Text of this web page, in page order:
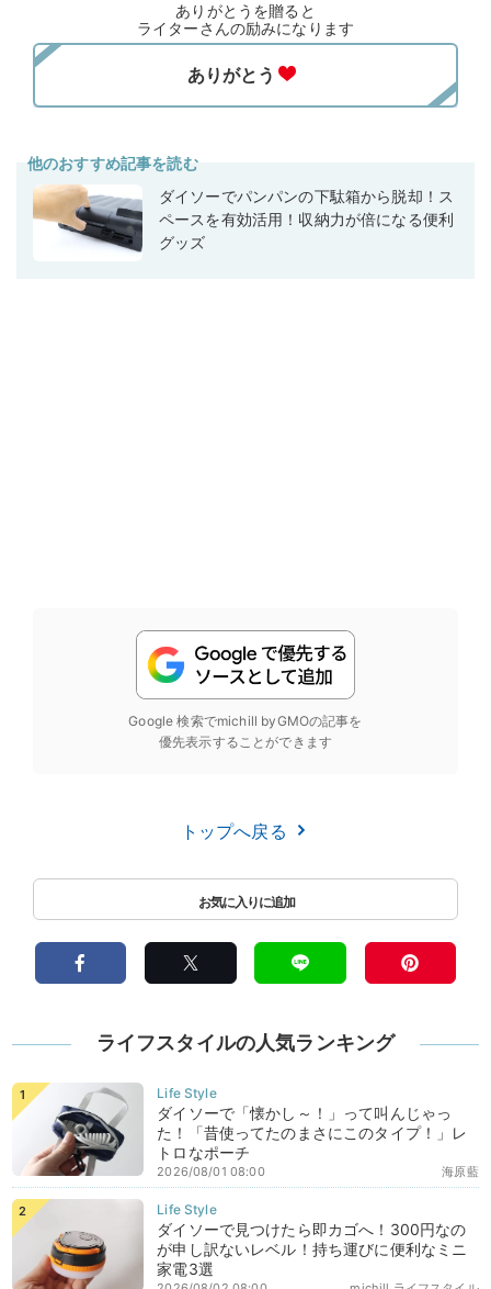
ありがとうを贈ると
ライターさんの励みになります
他のおすすめ記事を読む
ダイソーでパンパンの下駄箱から脱却！ス
ペースを有効活用！収納力が倍になる便利
グッズ
Google 検索でmichill byGMOの記事を
優先表示することができます
トップへ戻る
ライフスタイルの人気ランキング
ダイソーで「懐かし～！」って叫んじゃっ
た！「昔使ってたのまさにこのタイプ！」レ
トロなポーチ
海原藍
2026/08/01 08:00
ダイソーで見つけたら即カゴへ！300円なの
が申し訳ないレベル！持ち運びに便利なミニ
家電3選